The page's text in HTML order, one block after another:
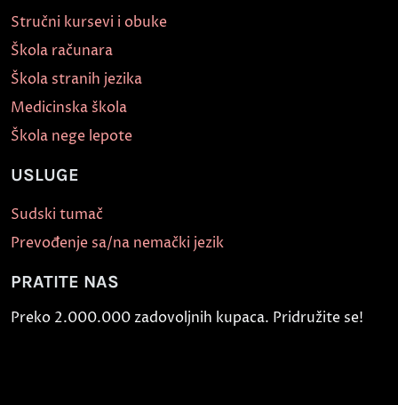
Stručni kursevi i obuke
Škola računara
Škola stranih jezika
Medicinska škola
Škola nege lepote
USLUGE
Sudski tumač
Prevođenje sa/na nemački jezik
PRATITE NAS
Preko 2.000.000 zadovoljnih kupaca. Pridružite se!